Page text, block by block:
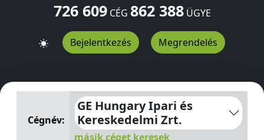
726 609CÉG 862 388ÜGYE
Bejelentkezés Megrendelés
GE Hungary Ipari és Kereskedelmi Zrt.Váci út 77.
Cégnév:
GE Hungary Ipari és
Kereskedelmi Zrt.
másik céget keresek